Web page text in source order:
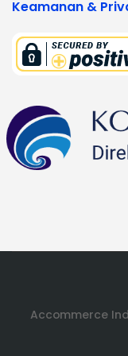
Keamanan &
Accommerce